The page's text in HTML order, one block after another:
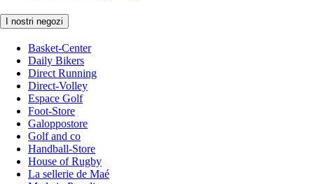
I nostri negozi
Basket-Center
Daily Bikers
Direct Running
Direct-Volley
Espace Golf
Foot-Store
Galoppostore
Golf and co
Handball-Store
House of Rugby
La sellerie de Maé